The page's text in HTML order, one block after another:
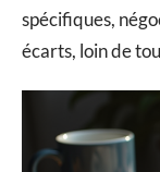
spécifiques,
écarts, loin de